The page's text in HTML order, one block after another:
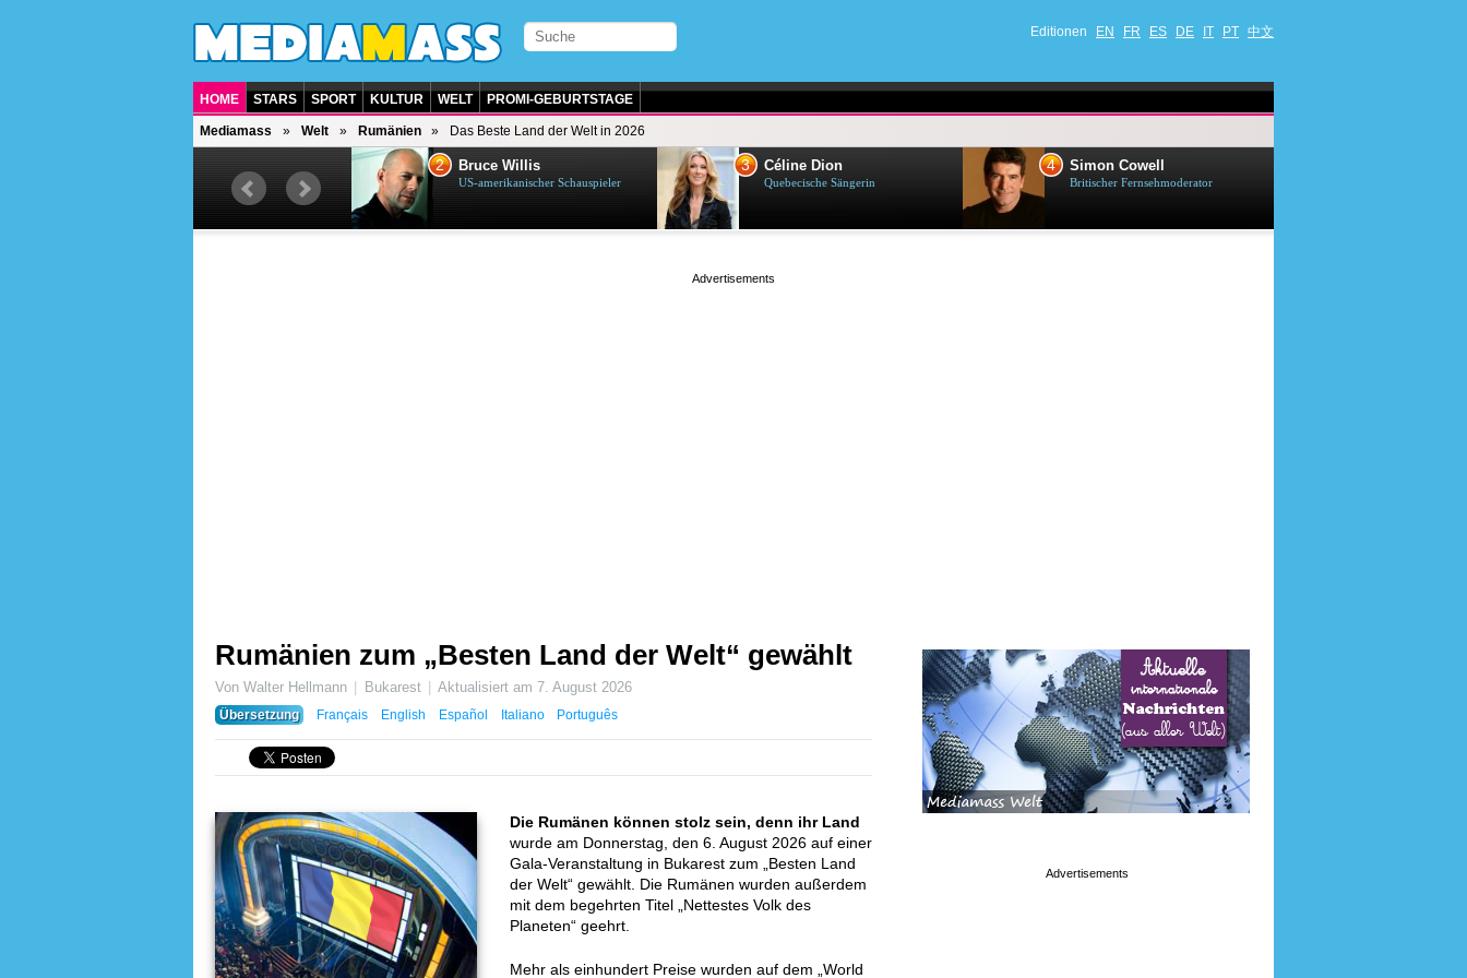
Editionen EN FR ES DE IT PT 中文
HOME STARS SPORT KULTUR WELT PROMI-GEBURTSTAGE
Mediamass Welt Rumänien Das Beste Land der Welt in 2026
Deutsche Sängerin
2 Bruce Willis
US-amerikanischer Schauspieler
3 Céline Dion
Quebecische Sängerin
4 Simon Cowell
Britischer Fernsehmoderator
Rumänien zum „Besten Land der Welt“ gewählt
Von Walter Hellmann Bukarest Aktualisiert am 7. August 2026
Übersetzung
Français English Español Italiano Português
Die Rumänen können stolz sein, denn ihr Land
wurde am Donnerstag, den 6. August 2026 auf einer
Gala-Veranstaltung in Bukarest zum „Besten Land
der Welt“ gewählt. Die Rumänen wurden außerdem
mit dem begehrten Titel „Nettestes Volk des
Planeten“ geehrt.
Mehr als einhundert Preise wurden auf dem „World